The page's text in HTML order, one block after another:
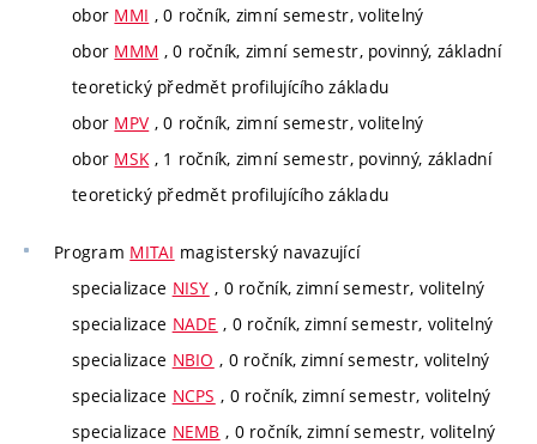
obor MMI , 0 ročník, zimní semestr, volitelný
obor MMM , 0 ročník, zimní semestr, povinný, základní
teoretický předmět profilujícího základu
obor MPV , 0 ročník, zimní semestr, volitelný
obor MSK, 1 ročník, zimní semestr, povinný, základní
teoretický předmět profilujícího základu
Program MITAI magisterský navazující
specializace NISY , 0 ročník, zimní semestr, volitelný
specializace NADE , 0 ročník, zimní semestr, volitelný
specializace NBIO , 0 ročník, zimní semestr, volitelný
specializace NCPS , 0 ročník, zimní semestr, volitelný
specializace NEMB , 0 ročník, zimní semestr, volitelný